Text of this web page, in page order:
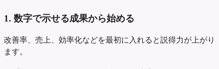
1. 数字で示せる成果から始める
改善率、売上、効率化などを最初に入れると説得力が上がり
ます。